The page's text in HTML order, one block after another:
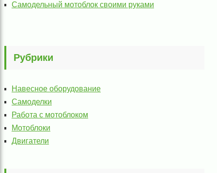
Самодельный мотоблок своими руками
Рубрики
Навесное оборудование
Самоделки
Работа с мотоблоком
Мотоблоки
Двигатели